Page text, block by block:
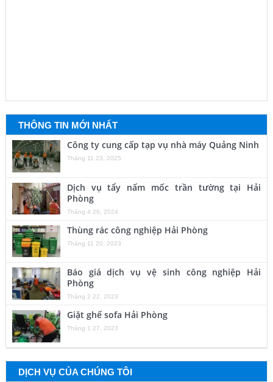
THÔNG TIN MỚI NHẤT
Công ty cung cấp tạp vụ nhà máy Quảng Ninh
Tháng 11 23, 2025
Dịch vụ tẩy nấm mốc trần tường tại Hải
Phòng
Tháng 4 26, 2024
Thùng rác công nghiệp Hải Phòng
Tháng 11 20, 2023
Báo giá dịch vụ vệ sinh công nghiệp Hải
Phòng
Tháng 2 22, 2023
Giặt ghế sofa Hải Phòng
Tháng 1 27, 2023
DỊCH VỤ CỦA CHÚNG TÔI